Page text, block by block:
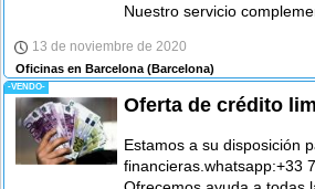
Nuestro servicio
13 de noviembre de 2020
Oficinas en Barcelona (Barcelona)
-VENDO-
Oferta de crédito
Estamos a su disposición
financieras.whatsapp:+33